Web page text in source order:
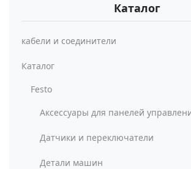
Каталог
кабели и соединители
Каталог
Festo
Аксессуары для панелей
Датчики и переключатели
Детали машин